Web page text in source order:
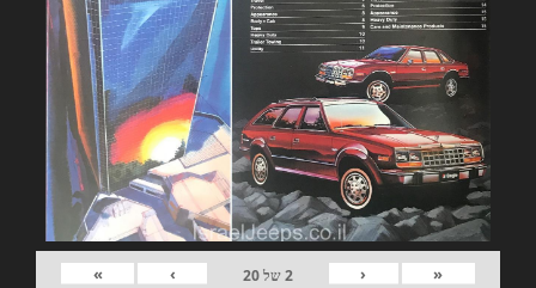
«
‹
2של20
›
»